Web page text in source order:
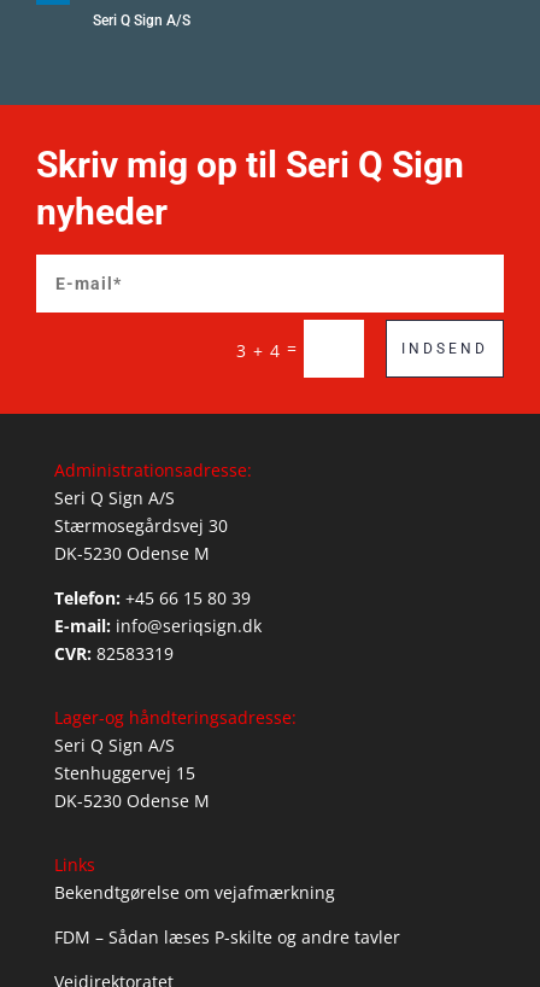
Seri Q Sign A/S
Skriv mig op til Seri Q Sign
nyheder
3 + 4 = INDSEND
Administrationsadresse:
Seri Q Sign A/S
Stærmosegårdsvej 30
DK-5230 Odense M
Telefon: +45 66 15 80 39
E-mail: info@seriqsign.dk
CVR: 82583319
Lager-og håndteringsadresse:
Seri Q Sign A/S
Stenhuggervej 15
DK-5230 Odense M
Links
Bekendtgørelse om vejafmærkning
FDM – Sådan læses P-skilte og andre tavler
Vejdirektoratet